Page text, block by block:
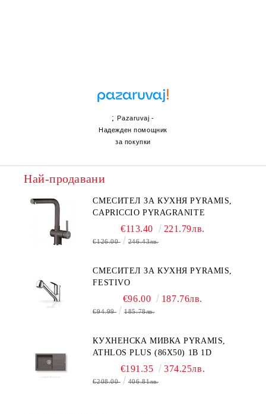
;Pazaruvaj -
Надежден помощник
за покупки
Най-продавани
СМЕСИТЕЛ ЗА КУХНЯ PYRAMIS,
CAPRICCIO PYRAGRANITE
€113.40 221.79лв.
€126.00 246.43лв.
СМЕСИТЕЛ ЗА КУХНЯ PYRAMIS,
FESTIVO
€96.00 187.76лв.
€94.99 185.78лв.
КУХНЕНСКА МИВКА PYRAMIS,
ATHLOS PLUS (86X50) 1B 1D
€191.35 374.25лв.
€208.00 406.81лв.